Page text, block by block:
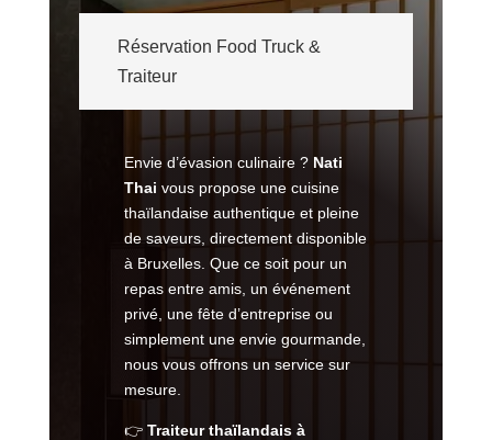
Réservation Food Truck &
Traiteur
Envie d’évasion culinaire ? Nati
Thai vous propose une cuisine
thaïlandaise authentique et pleine
de saveurs, directement disponible
à Bruxelles. Que ce soit pour un
repas entre amis, un événement
privé, une fête d’entreprise ou
simplement une envie gourmande,
nous vous offrons un service sur
mesure.
👉 Traiteur thaïlandais à